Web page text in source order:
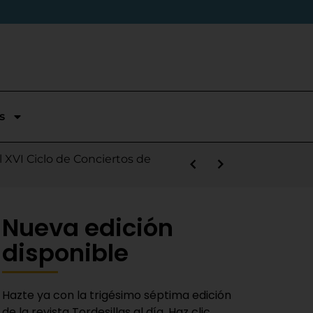
temporada en Segunda
Nieves
Ciclo de Conciertos de
sábado
la salida de Víctor Alonso
Fiestas del Novillo
Bravas y logra un puesto
adaptado a la actualidad»
Nueva edición
disponible
Hazte ya con la trigésimo séptima edición